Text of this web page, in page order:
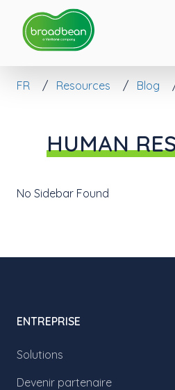
FR Resources Blog
HUMAN
No Sidebar Found
ENTREPRISE
Solutions
Devenir partenaire